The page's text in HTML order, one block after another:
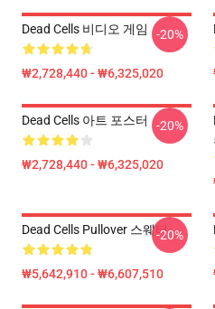
Dead Cells 비디오 게임
₩2,728,440 - ₩6,325,020
-20%
Dead Cells 아트 포스터
₩2,728,440 - ₩6,325,020
-20%
Dead Cells Pullover 스웨터
₩5,642,910 - ₩6,607,510
-20%